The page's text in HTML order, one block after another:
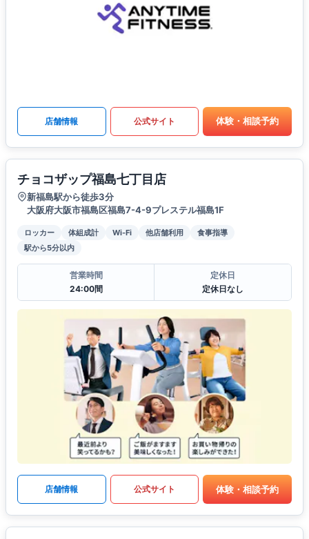
店舗情報 公式サイト 体験・相談予約
チョコザップ福島七丁目店
新福島駅から徒歩3分
大阪府大阪市福島区福島7-4-9プレステル福島1F
ロッカー 体組成計 Wi-Fi 他店舗利用
食事指導
駅から5分以内
営業時間
24:00間
定休日
定休日なし
店舗情報 公式サイト 体験・相談予約